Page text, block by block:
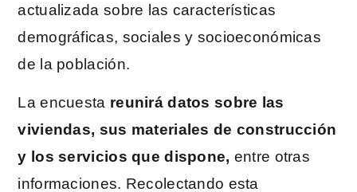
actualizada sobre las características
demográficas, sociales y socioeconómicas
de la población.
La encuesta reunirá datos sobre las
viviendas, sus materiales de construcción
y los servicios que dispone, entre otras
informaciones. Recolectando esta